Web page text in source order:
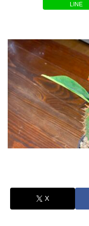
LINE
X